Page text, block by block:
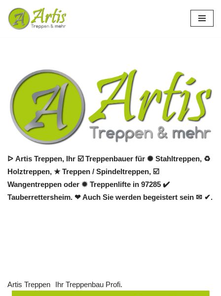
Zum
ᐅ Artis Treppen, Ihr ☑️ Treppenbauer für ✺ Stahltreppen, ♻
Holztreppen, ★ Treppen / Spindeltreppen, ☑️
Wangentreppen oder ✹ Treppenlifte in 97285 ✔️
Tauberrettersheim. ❤ Auch Sie werden begeistert sein ✉ ✔.
Artis Treppen Ihr Treppenbau Profi.